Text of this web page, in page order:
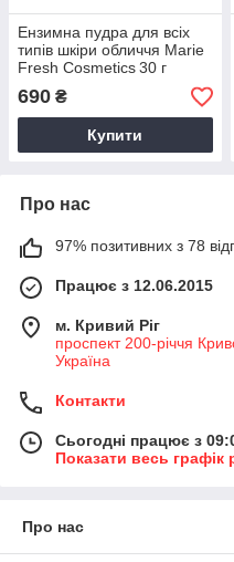
Ензимна пудра для всіх
типів шкіри обличчя Marie
Fresh Cosmetics 30 г
690 ₴
Купити
Про нас
97% позитивних з 78
Працює з 12.06.2015
м. Кривий Ріг
проспект 200-річчя
Україна
Контакти
Сьогодні працює з
Показати весь графік
Про нас